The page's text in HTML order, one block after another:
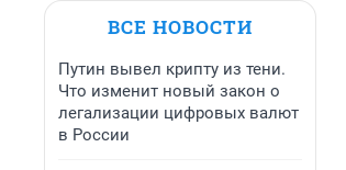
ВСЕ НОВОСТИ
Путин вывел крипту из тени.
Что изменит новый закон о
легализации цифровых валют
в России